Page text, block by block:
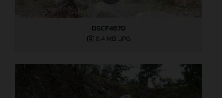
DSCF4670
8,4 MB .JPG